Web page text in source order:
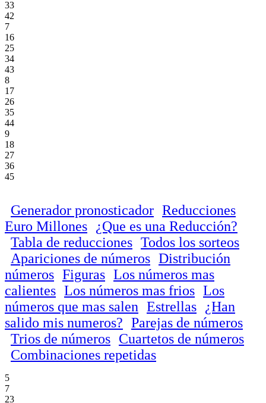
33
42
7
16
25
34
43
8
17
26
35
44
9
18
27
36
45
Generador pronosticador Reducciones
Euro Millones
¿Que es una Reducción?
Tabla de reducciones Todos los sorteos
Apariciones de números Distribución
números Figuras Los números mas
calientes Los números mas frios Los
números que mas salen Estrellas
¿Han
salido mis numeros? Parejas de números
Trios de números Cuartetos de números
Combinaciones repetidas
5
7
23